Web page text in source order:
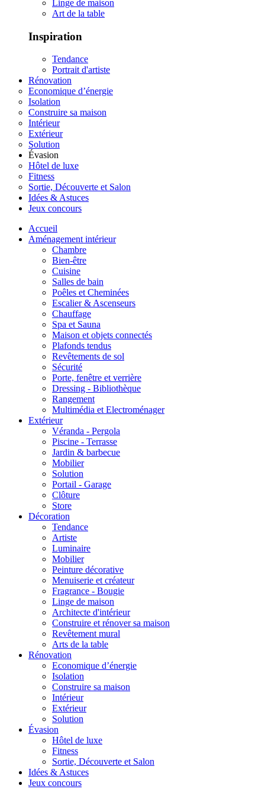
Linge de maison
Art de la table
Inspiration
Tendance
Portrait d'artiste
Rénovation
Economique d’énergie
Isolation
Construire sa maison
Intérieur
Extérieur
Solution
Évasion
Hôtel de luxe
Fitness
Sortie, Découverte et Salon
Idées & Astuces
Jeux concours
Accueil
Aménagement intérieur
Chambre
Bien-être
Cuisine
Salles de bain
Poêles et Cheminées
Escalier & Ascenseurs
Chauffage
Spa et Sauna
Maison et objets connectés
Plafonds tendus
Revêtements de sol
Sécurité
Porte, fenêtre et verrière
Dressing - Bibliothèque
Rangement
Multimédia et Electroménager
Extérieur
Véranda - Pergola
Piscine - Terrasse
Jardin & barbecue
Mobilier
Solution
Portail - Garage
Clôture
Store
Décoration
Tendance
Artiste
Luminaire
Mobilier
Peinture décorative
Menuiserie et créateur
Fragrance - Bougie
Linge de maison
Architecte d'intérieur
Construire et rénover sa maison
Revêtement mural
Arts de la table
Rénovation
Economique d’énergie
Isolation
Construire sa maison
Intérieur
Extérieur
Solution
Évasion
Hôtel de luxe
Fitness
Sortie, Découverte et Salon
Idées & Astuces
Jeux concours